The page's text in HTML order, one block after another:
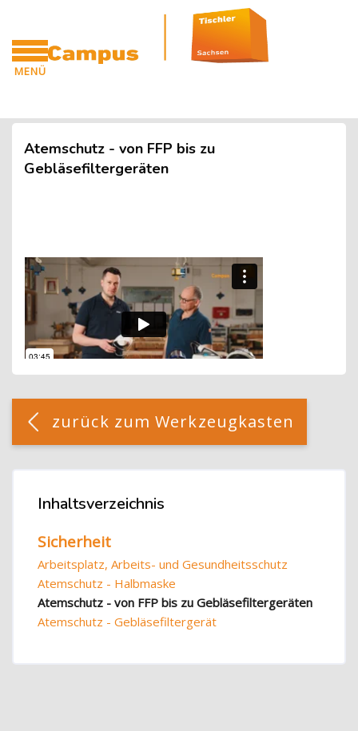
MENÜ
Zum Hauptinhalt
Blöcke
Blöcke
Atemschutz - von FFP bis zu
Gebläsefiltergeräten
Blöcke
[Cocoon] Custom HTML überspringen
zurück zum Werkzeugkasten
Inhaltsverzeichnis überspringen
Inhaltsverzeichnis
Sicherheit
Arbeitsplatz, Arbeits- und Gesundheitsschutz
Atemschutz - Halbmaske
Atemschutz - von FFP bis zu Gebläsefiltergeräten
Atemschutz - Gebläsefiltergerät